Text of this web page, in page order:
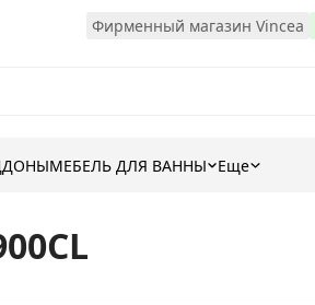
Фирменный магазин Vincea
МЕБЕЛЬ ДЛЯ ВАННЫ Еще